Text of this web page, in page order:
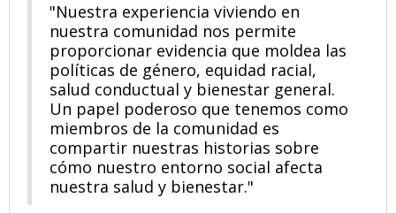
"Nuestra experiencia viviendo en
nuestra comunidad nos permite
proporcionar evidencia que moldea las
políticas de género, equidad racial,
salud conductual y bienestar general.
Un papel poderoso que tenemos como
miembros de la comunidad es
compartir nuestras historias sobre
cómo nuestro entorno social afecta
nuestra salud y bienestar."